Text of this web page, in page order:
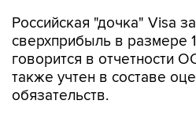
Российская "дочка" Visa
сверхприбыль в размере
говорится в отчетности
также учтен в составе
обязательств.